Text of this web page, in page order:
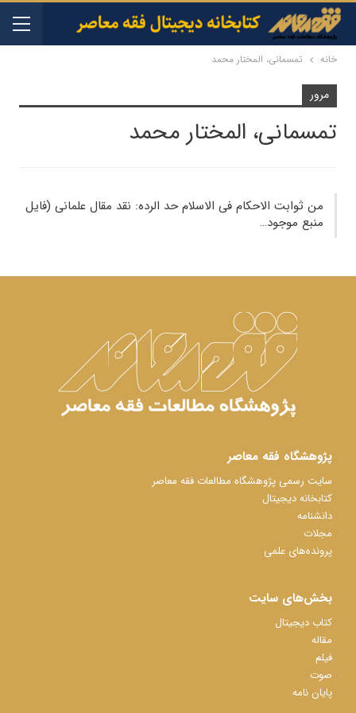
خانه تمسمانی، المختار محمد
مرور
تمسمانی، المختار محمد
من ثوابت الاحکام فی الاسلام حد الرده: نقد مقال علمانی (فایل
منبع موجود…
پژوهشگاه فقه معاصر
سایت رسمی پژوهشگاه مطالعات فقه معاصر
کتابخانه دیجیتال
دانشنامه
مجلات
پرونده‌های علمی
بخش‌های سایت
کتاب دیجیتال
مقاله
فیلم
صوت
پایان نامه